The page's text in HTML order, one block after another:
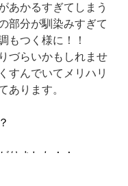
あかるすぎてしまう
部分が馴染みすぎて
もつく様に！！
づらいかもしれませ
すんでいてメリハリ
あります。
りました！！